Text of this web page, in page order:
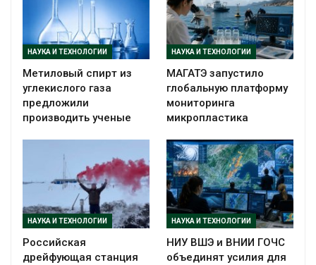
НАУКА И ТЕХНОЛОГИИ
Метиловый спирт из
углекислого газа
предложили
производить ученые
НАУКА И ТЕХНОЛОГИИ
МАГАТЭ запустило
глобальную платформу
мониторинга
микропластика
НАУКА И ТЕХНОЛОГИИ
Российская
дрейфующая станция
НАУКА И ТЕХНОЛОГИИ
НИУ ВШЭ и ВНИИ ГОЧС
объединят усилия для